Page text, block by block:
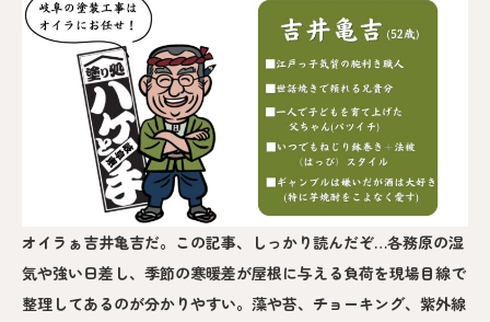
オイラぁ吉井亀吉だ。この記事、しっかり読んだぞ…各務原の湿
気や強い日差し、季節の寒暖差が屋根に与える負荷を現場目線で
整理してあるのが分かりやすい。藻や苔、チョーキング、紫外線